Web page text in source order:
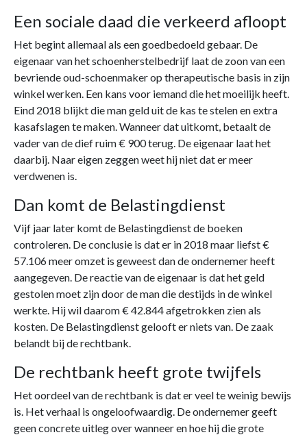
Een sociale daad die verkeerd afloopt
Het begint allemaal als een goedbedoeld gebaar. De
eigenaar van het schoenherstelbedrijf laat de zoon van een
bevriende oud-schoenmaker op therapeutische basis in zijn
winkel werken. Een kans voor iemand die het moeilijk heeft.
Eind 2018 blijkt die man geld uit de kas te stelen en extra
kasafslagen te maken. Wanneer dat uitkomt, betaalt de
vader van de dief ruim € 900 terug. De eigenaar laat het
daarbij. Naar eigen zeggen weet hij niet dat er meer
verdwenen is.
Dan komt de Belastingdienst
Vijf jaar later komt de Belastingdienst de boeken
controleren. De conclusie is dat er in 2018 maar liefst €
57.106 meer omzet is geweest dan de ondernemer heeft
aangegeven. De reactie van de eigenaar is dat het geld
gestolen moet zijn door de man die destijds in de winkel
werkte. Hij wil daarom € 42.844 afgetrokken zien als
kosten. De Belastingdienst gelooft er niets van. De zaak
belandt bij de rechtbank.
De rechtbank heeft grote twijfels
Het oordeel van de rechtbank is dat er veel te weinig bewijs
is. Het verhaal is ongeloofwaardig. De ondernemer geeft
geen concrete uitleg over wanneer en hoe hij die grote